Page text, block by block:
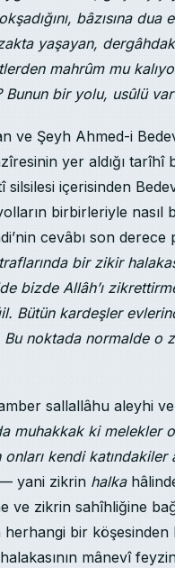
bâzısına
yaşayan,
mahrûm mu
bir yolu, usûlü var
ve Şeyh Ahmed-i
yer aldığı
içerisinden
birbirleriyle
cevâbı son derece
bir zikir
bizde Allâh’ı
Bütün kardeşler
Bu noktada normalde o
sallallâhu aleyhi
muhakkak ki melekler
kendi katındakiler
yani zikrin halka
zikrin sahîhliğine
herhangi bir
mânevî